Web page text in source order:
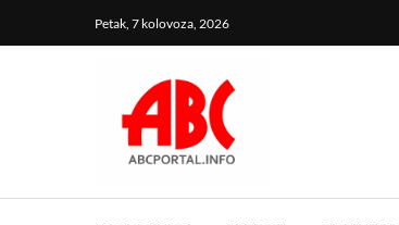
Petak, 7 kolovoza, 2026